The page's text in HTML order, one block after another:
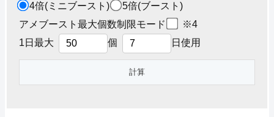
4倍(ミニブースト)
5倍(ブースト)
アメブースト最大個数制限モード
※4
1日最大
個 日使用